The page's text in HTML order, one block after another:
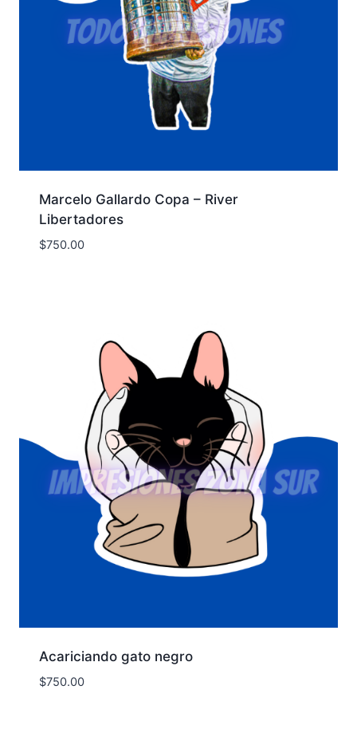
Marcelo Gallardo Copa – River
Libertadores
$750.00
Acariciando gato negro
$750.00